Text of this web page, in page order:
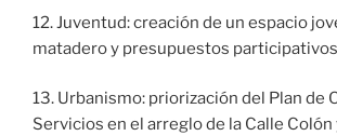
12. Juventud: creación de un espacio
matadero y presupuestos
13. Urbanismo: priorización del Plan de
Servicios en el arreglo de la Calle